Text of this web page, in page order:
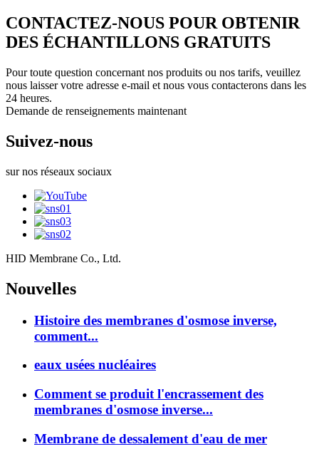
CONTACTEZ-NOUS POUR OBTENIR
DES ÉCHANTILLONS GRATUITS
Pour toute question concernant nos produits ou nos tarifs, veuillez
nous laisser votre adresse e-mail et nous vous contacterons dans les
24 heures.
Demande de renseignements maintenant
Suivez-nous
sur nos réseaux sociaux
HID Membrane Co., Ltd.
Nouvelles
Histoire des membranes d'osmose inverse,
comment...
eaux usées nucléaires
Comment se produit l'encrassement des
membranes d'osmose inverse...
Membrane de dessalement d'eau de mer